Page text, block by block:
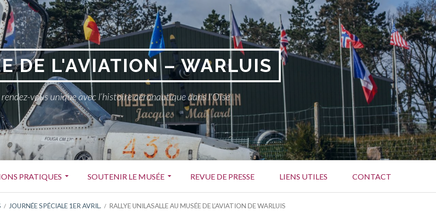
DE L'AVIATION – WARLUIS
vous unique avec l’histoire aéronautique dans l'Oise
PRATIQUES SOUTENIR LE MUSÉE REVUE DE PRESSE LIENS UTILES CONTACT
JOURNÉE SPÉCIALE 1ER AVRIL. RALLYE UNILASALLE AU MUSÉE DE L’AVIATION DE WARLUIS